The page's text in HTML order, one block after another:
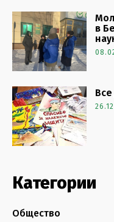
в
Категории
Общество